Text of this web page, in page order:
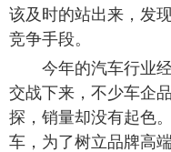
该及时的站出来，发
竞争手段。
今年的汽车行业
交战下来，不少车企
探，销量却没有起色
车，为了树立品牌高